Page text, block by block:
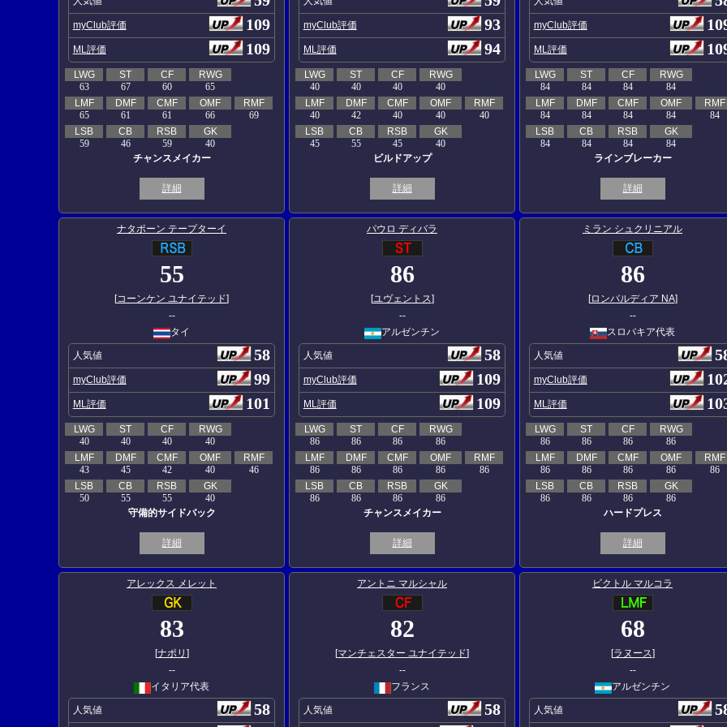
myClub評価 109
ML評価 109
LWG
63
ST
67
CF
60
RWG
65
LMF
65
DMF
61
CMF
61
OMF
66
RMF
69
LSB
59
CB
46
RSB
59
GK
40
チャンスメイカー
詳細
myClub評価 93
ML評価 94
LWG
40
ST
40
CF
40
RWG
40
LMF
40
DMF
42
CMF
40
OMF
40
RMF
40
LSB
45
CB
55
RSB
45
GK
40
ビルドアップ
詳細
myClub評価
ML評価
LWG
84
ST
84
CF
84
RWG
84
LMF
84
DMF
84
CMF
84
OMF
84
RMF
84
LSB
84
CB
84
RSB
84
GK
84
ラインブレーカー
詳細
ナタポーン テープターイ
55
[コーンケン ユナイテッド]
--
タイ
人気値 58
myClub評価 99
ML評価 101
LWG
40
ST
40
CF
40
RWG
40
LMF
43
DMF
45
CMF
42
OMF
40
RMF
46
LSB
50
CB
55
RSB
55
GK
40
守備的サイドバック
詳細
パウロ ディバラ
86
[ユヴェントス]
--
アルゼンチン
人気値 58
myClub評価 109
ML評価 109
LWG
86
ST
86
CF
86
RWG
86
LMF
86
DMF
86
CMF
86
OMF
86
RMF
86
LSB
86
CB
86
RSB
86
GK
86
チャンスメイカー
詳細
ミラン シュクリニアル
86
[ロンバルディア NA]
--
スロバキア代表
人気値
myClub評価
ML評価
LWG
86
ST
86
CF
86
RWG
86
LMF
86
DMF
86
CMF
86
OMF
86
RMF
86
LSB
86
CB
86
RSB
86
GK
86
ハードプレス
詳細
アレックス メレット
83
[ナポリ ]
--
イタリア代表
人気値
58
アントニ マルシャル
82
[マンチェスター ユナイテッド]
--
フランス
人気値
58
ビクトル マルコラ
68
[ラヌース]
--
アルゼンチン
人気値